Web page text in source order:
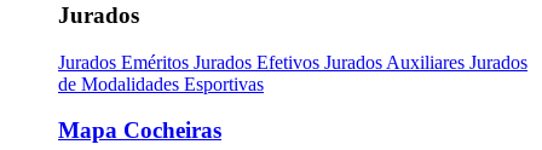
Jurados
Jurados Eméritos Jurados Efetivos Jurados Auxiliares Jurados
de Modalidades Esportivas
Mapa Cocheiras